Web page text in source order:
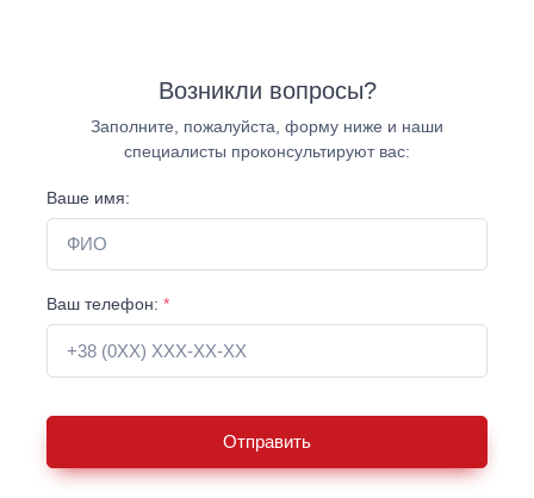
Возникли вопросы?
Заполните, пожалуйста, форму ниже и наши
специалисты проконсультируют вас:
Ваше имя:
Ваш телефон: *
Отправить